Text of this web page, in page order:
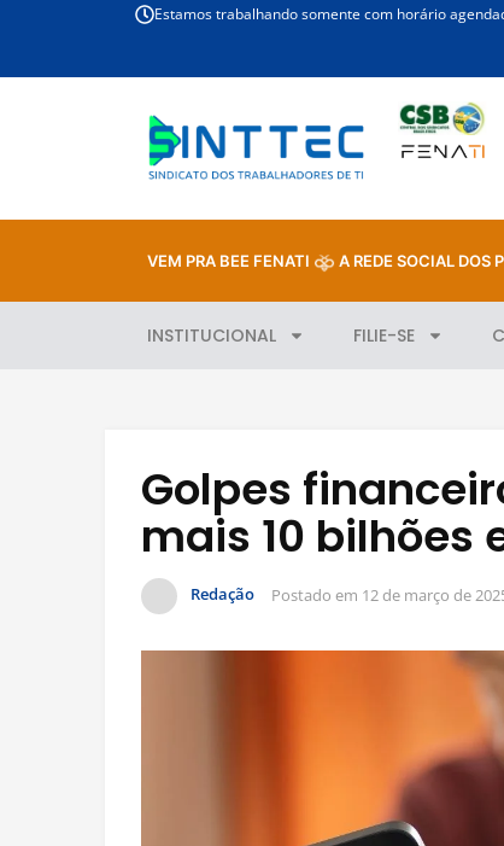
Estamos trabalhando somente com horário
VEM PRA BEE FENATI A REDE SOCIAL DOS
INSTITUCIONAL FILIE-SE
Golpes
mais 10 bilhões
Redação Postado em 12 de março de